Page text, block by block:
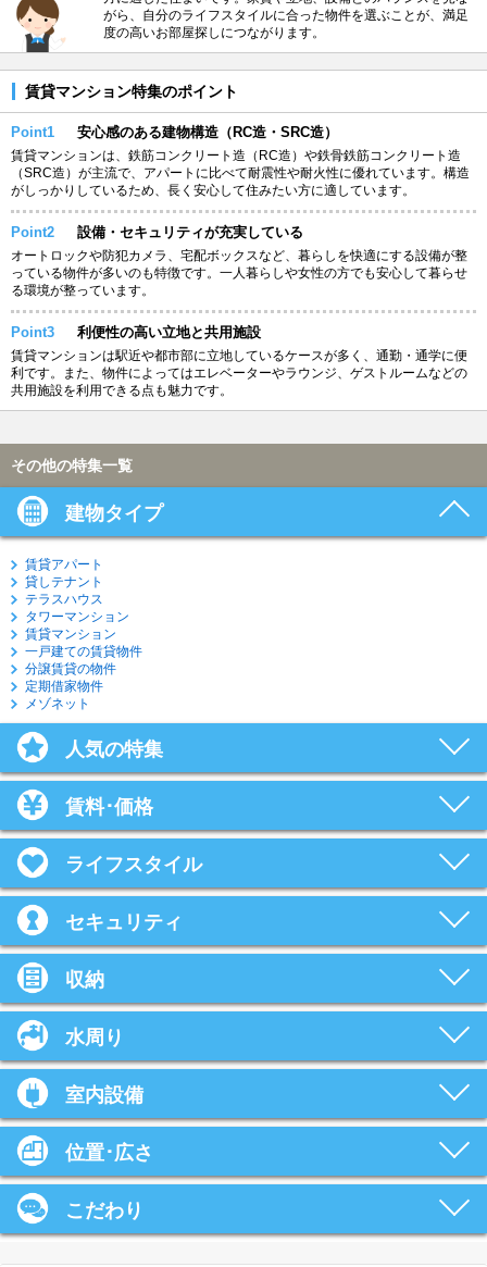
がら、自分のライフスタイルに合った物件を選ぶことが、満足
度の高いお部屋探しにつながります。
賃貸マンション特集のポイント
Point1 安心感のある建物構造（RC造・SRC造）
賃貸マンションは、鉄筋コンクリート造（RC造）や鉄骨鉄筋コンクリート造
（SRC造）が主流で、アパートに比べて耐震性や耐火性に優れています。構造
がしっかりしているため、長く安心して住みたい方に適しています。
Point2 設備・セキュリティが充実している
オートロックや防犯カメラ、宅配ボックスなど、暮らしを快適にする設備が整
っている物件が多いのも特徴です。一人暮らしや女性の方でも安心して暮らせ
る環境が整っています。
Point3 利便性の高い立地と共用施設
賃貸マンションは駅近や都市部に立地しているケースが多く、通勤・通学に便
利です。また、物件によってはエレベーターやラウンジ、ゲストルームなどの
共用施設を利用できる点も魅力です。
その他の特集一覧
建物タイプ
賃貸アパート
貸しテナント
テラスハウス
タワーマンション
賃貸マンション
一戸建ての賃貸物件
分譲賃貸の物件
定期借家物件
メゾネット
人気の特集
賃料･価格
ライフスタイル
セキュリティ
収納
水周り
室内設備
位置･広さ
こだわり